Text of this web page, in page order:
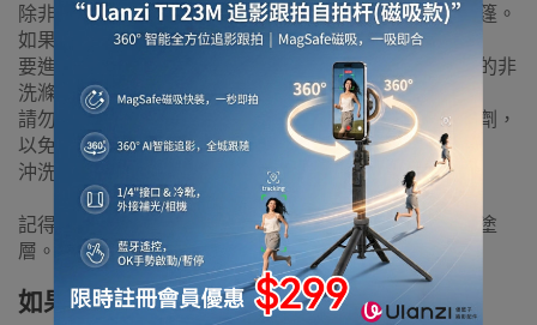
除非有難聞的氣味或被嚴重污染，否則無需特別清潔帳篷。
如果嚴重污染，可以用水喉沖走大部分污垢。
要進行更深層清潔，請搭好帳篷並用溫水、海綿和溫和的非
洗滌劑肥皂手洗。
請勿使用洗碗液、洗滌劑、漂白劑、預浸泡溶液或去污劑，
以免防水塗層破損。
沖洗乾淨後，把帳篷放好或晾乾。
記得切勿乾洗或機洗帳篷，這些方法會去除帳篷上防水塗
層。
如果有一條營桿斷了可以如何處理？